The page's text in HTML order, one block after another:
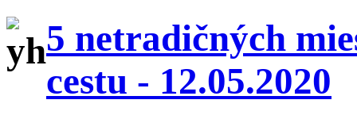
5 netradičných
cestu - 12.05.2020